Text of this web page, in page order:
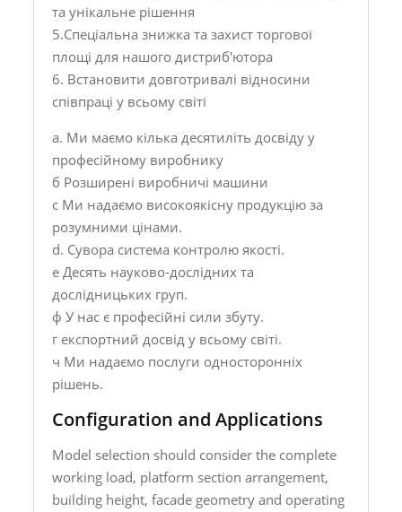
та унікальне рішення
5.Спеціальна знижка та захист торгової
площі для нашого дистриб'ютора
6. Встановити довготривалі відносини
співпраці у всьому світі
a. Ми маємо кілька десятиліть досвіду у
професійному виробнику
б Розширені виробничі машини
с Ми надаємо високоякісну продукцію за
розумними цінами.
d. Сувора система контролю якості.
е Десять науково-дослідних та
дослідницьких груп.
ф У нас є професійні сили збуту.
г експортний досвід у всьому світі.
ч Ми надаємо послуги односторонніх
рішень.
Configuration and Applications
Model selection should consider the complete
working load, platform section arrangement,
building height, facade geometry and operating